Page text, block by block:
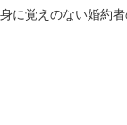
に覚えのない婚約